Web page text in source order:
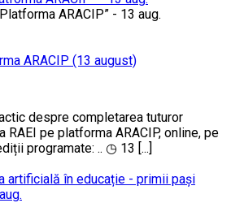
ARACIP (13 august)
despre completarea tuturor
RAEI pe platforma ARACIP, online, pe
programate: .. ◷ 13 [...]
artificială în educație - primii pași